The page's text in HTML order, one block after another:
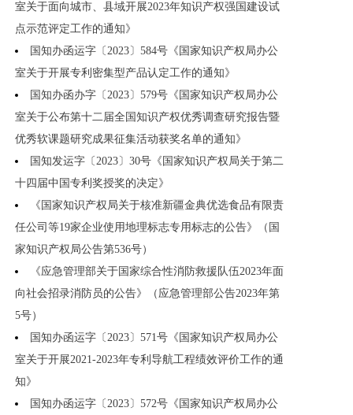
室关于面向城市、县域开展2023年知识产权强国建设试
点示范评定工作的通知》
国知办函运字〔2023〕584号《国家知识产权局办公
室关于开展专利密集型产品认定工作的通知》
国知办函办字〔2023〕579号《国家知识产权局办公
室关于公布第十二届全国知识产权优秀调查研究报告暨
优秀软课题研究成果征集活动获奖名单的通知》
国知发运字〔2023〕30号《国家知识产权局关于第二
十四届中国专利奖授奖的决定》
《国家知识产权局关于核准新疆金典优选食品有限责
任公司等19家企业使用地理标志专用标志的公告》（国
家知识产权局公告第536号）
《应急管理部关于国家综合性消防救援队伍2023年面
向社会招录消防员的公告》（应急管理部公告2023年第
5号）
国知办函运字〔2023〕571号《国家知识产权局办公
室关于开展2021-2023年专利导航工程绩效评价工作的通
知》
国知办函运字〔2023〕572号《国家知识产权局办公